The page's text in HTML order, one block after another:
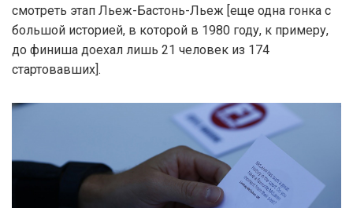
смотреть этап Льеж-Бастонь-Льеж [еще одна гонка с
большой историей, в которой в 1980 году, к примеру,
до финиша доехал лишь 21 человек из 174
стартовавших].